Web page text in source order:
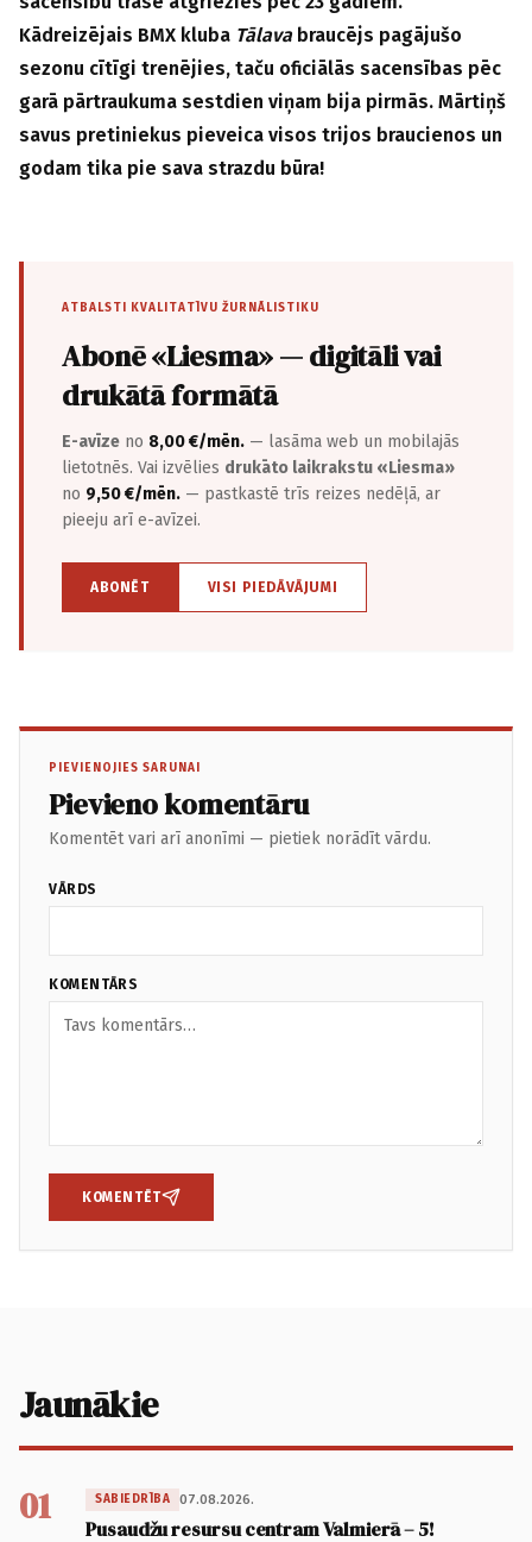
Kādreizējais BMX kluba Tālavabraucējs pagājušo
sezonu cītīgi trenējies, taču oficiālās sacensības pēc
garā pārtraukuma sestdien viņam bija pirmās. Mārtiņš
savus pretiniekus pieveica visos trijos braucienos un
godam tika pie sava strazdu būra!
ATBALSTI KVALITATĪVU ŽURNĀLISTIKU
Abonē «Liesma» — digitāli vai
drukātā formātā
E-avīze no 8,00 €/mēn. — lasāma web un mobilajās
lietotnēs. Vai izvēlies drukāto laikrakstu «Liesma»
no 9,50 €/mēn. — pastkastē trīs reizes nedēļā, ar
pieeju arī e-avīzei.
ABONĒT VISI PIEDĀVĀJUMI
PIEVIENOJIES SARUNAI
Pievieno komentāru
Komentēt vari arī anonīmi — pietiek norādīt vārdu.
VĀRDS
KOMENTĀRS
KOMENTĒT
Jaunākie
01 SABIEDRĪBA 07.08.2026.
Pusaudžu resursu centram Valmierā – 5!